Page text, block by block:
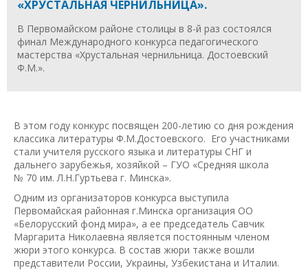
«ХРУСТАЛЬНАЯ ЧЕРНИЛЬНИЦА».
В Первомайском районе столицы в 8-й раз состоялся
финал Международного конкурса педагогического
мастерства «Хрустальная чернильница. Достоевский
Ф.М.».
В этом году конкурс посвящен 200-летию со дня рождения
классика литературы Ф.М.Достоевского. Его участниками
стали учителя русского языка и литературы СНГ и
дальнего зарубежья, хозяйкой – ГУО «Средняя школа
№ 70 им. Л.Н.Гуртьева г. Минска».
Одним из организаторов конкурса выступила
Первомайская районная г.Минска организация ОО
«Белорусский фонд мира», а ее председатель Савчик
Маргарита Николаевна является постоянным членом
жюри этого конкурса. В состав жюри также вошли
представители России, Украины, Узбекистана и Италии.